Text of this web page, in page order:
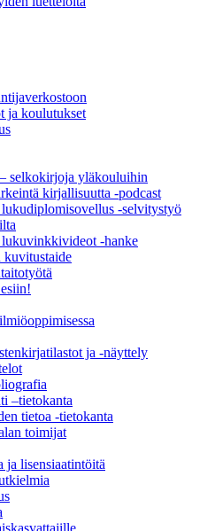
ja koulutukset
selkokirjoja yläkouluihin
kirjallisuutta -podcast
-selvitystyö
-hanke
kuvitustaide
ja -näyttely
–tietokanta
tietoa -tietokanta
toimijat
ja lisensiaatintöitä